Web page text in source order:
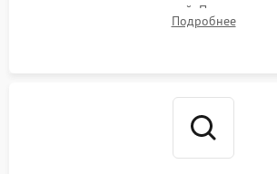
дежурных напряжений. Проверка
мультиконтроллера, процессора и
Подробнее